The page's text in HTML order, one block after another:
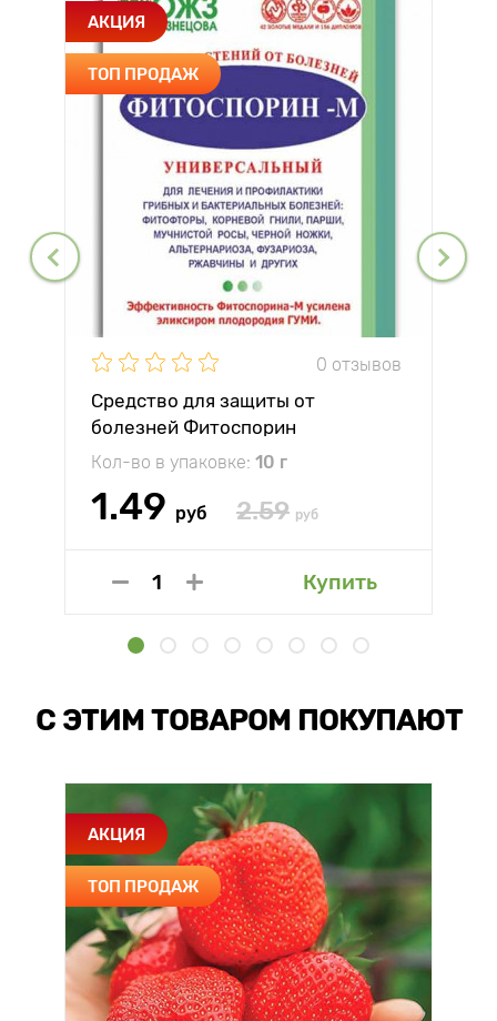
АКЦИЯ
ТОП ПРОДАЖ
0 отзывов
Средство для защиты от
болезней Фитоспорин
Кол-во в упаковке: 10 г
1.49 руб 2.59 руб
Купить
С ЭТИМ ТОВАРОМ ПОКУПАЮТ
АКЦИЯ
ТОП ПРОДАЖ